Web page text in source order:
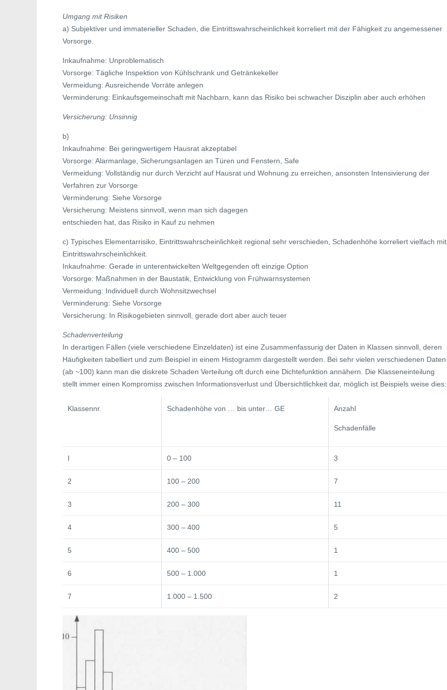
Umgang mit Risiken
a) Subjektiver und immaterieller Schaden, die Eintrittswahrscheinlichkeit korreliert mit der Fähigkeit zu angemessener
Vorsorge.
Inkaufnahme: Unproblematisch
Vorsorge: Tägliche Inspektion von Kühlschrank und Getränkekeller
Vermeidung: Ausreichende Vorräte anlegen
Verminderung: Einkaufsgemeinschaft mit Nachbarn, kann das Risiko bei schwacher Disziplin aber auch erhöhen
Versicherung: Unsinnig
b)
Inkaufnahme: Bei geringwertigem Hausrat akzeptabel
Vorsorge: Alarmanlage, Sicherungsanlagen an Türen und Fenstern, Safe
Vermeidung: Vollständig nur durch Verzicht auf Hausrat und Wohnung zu erreichen, ansonsten Intensivierung der
Verfahren zur Vorsorge
Verminderung: Siehe Vorsorge
Versicherung: Meistens sinnvoll, wenn man sich dagegen
entschieden hat, das Risiko in Kauf zu nehmen
c) Typisches Elementarrisiko, Eintrittswahrscheinlichkeit regional sehr verschieden, Schadenhöhe korreliert vielfach mit
Eintrittswahrscheinlichkeit.
Inkaufnahme: Gerade in unterentwickelten Weltgegenden oft einzige Option
Vorsorge: Maßnahmen in der Baustatik, Entwicklung von Frühwarnsystemen
Vermeidung: Individuell durch Wohnsitzwechsel
Verminderung: Siehe Vorsorge
Versicherung: In Risikogebieten sinnvoll, gerade dort aber auch teuer
Schadenverteilung
In derartigen Fällen (viele verschiedene Einzeldaten) ist eine Zusammenfassurig der Daten in Klassen sinnvoll, deren
Häufigkeiten tabelliert und zum Beispiel in einem Histogramm dargestellt werden. Bei sehr vielen verschiedenen Daten
(ab ~100) kann man die diskrete Schaden Verteilung oft durch eine Dichtefunktion annähern. Die Klasseneinteilung
stellt immer einen Kompromiss zwischen Informationsverlust und Übersichtlichkeit dar, möglich ist Beispiels weise dies:
Klassennr. Schadenhöhe von … bis unter… GE Anzahl
Schadenfälle
I 0 – 100 3
2 100 – 200 7
3 200 – 300 11
4 300 – 400 5
5 400 – 500 1
6 500 – 1.000 1
7 1.000 – 1.500 2